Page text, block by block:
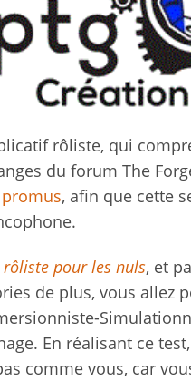
rôliste, qui
du forum The
, afin que cette
rôliste pour les nuls, et
de plus, vous allez
En réalisant ce
comme vous, car